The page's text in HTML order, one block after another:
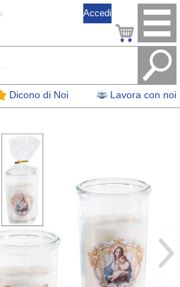
Dicono di Noi Lavora con noi